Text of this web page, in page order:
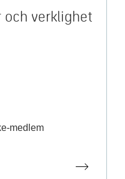
verklighet
medlem